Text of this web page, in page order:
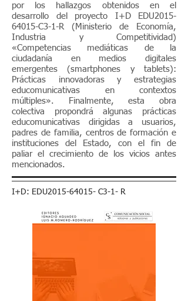
por los hallazgos obtenidos en el
desarrollo del proyecto I+D EDU2015-
64015-C3-1-R (Ministerio de Economía,
Industria y Competitividad)
«Competencias mediáticas de la
ciudadanía en medios digitales
emergentes (smartphones y tablets):
Prácticas innovadoras y estrategias
educomunicativas en contextos
múltiples». Finalmente, esta obra
colectiva propondrá algunas prácticas
educomunicativas dirigidas a usuarios,
padres de familia, centros de formación e
instituciones del Estado, con el fin de
paliar el crecimiento de los vicios antes
mencionados.
I+D: EDU2015-64015- C3-1- R